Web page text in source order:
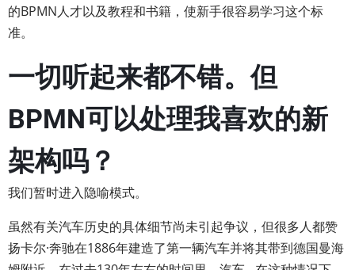
的BPMN人才以及教程和书籍，使新手很容易学习这个标
准。
一切听起来都不错。但
BPMN可以处理我喜欢的新
架构吗？
我们暂时进入隐喻模式。
虽然有关汽车历史的具体细节尚未引起争议，但很多人都赞
扬卡尔·奔驰在1886年建造了第一辆汽车并将其带到德国曼海